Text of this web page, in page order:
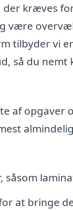
kræves
være
tilbyder vi
så du nemt
af opgaver
såsom
at bringe